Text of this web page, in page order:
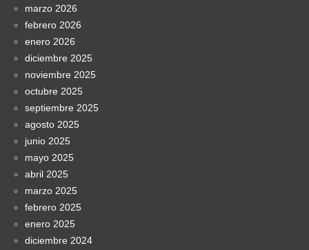
marzo 2026
febrero 2026
enero 2026
diciembre 2025
noviembre 2025
octubre 2025
septiembre 2025
agosto 2025
junio 2025
mayo 2025
abril 2025
marzo 2025
febrero 2025
enero 2025
diciembre 2024